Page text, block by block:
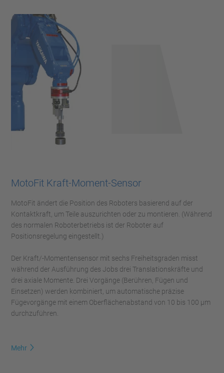
MotoFit Kraft-Moment-Sensor
MotoFit ändert die Position des Roboters basierend auf der
Kontaktkraft, um Teile auszurichten oder zu montieren. (Während
des normalen Roboterbetriebs ist der Roboter auf
Positionsregelung eingestellt.)
Der Kraft/-Momentensensor mit sechs Freiheitsgraden misst
während der Ausführung des Jobs drei Translationskräfte und
drei axiale Momente. Drei Vorgänge (Berühren, Fügen und
Einsetzen) werden kombiniert, um automatische präzise
Fügevorgänge mit einem Oberflächenabstand von 10 bis 100 μm
durchzuführen.
Mehr